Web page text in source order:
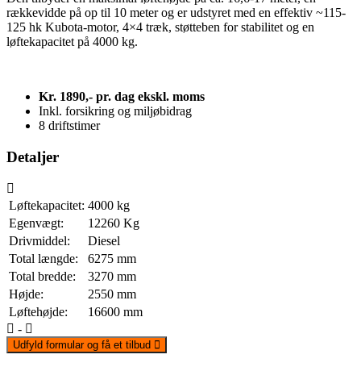
rækkevidde på op til 10 meter og er udstyret med en effektiv ~115-
125 hk Kubota-motor, 4×4 træk, støtteben for stabilitet og en
løftekapacitet på 4000 kg.
Kr. 1890,- pr. dag ekskl. moms
Inkl. forsikring og miljøbidrag
8 driftstimer
Detaljer
Løftekapacitet: 4000 kg
Egenvægt:
12260 Kg
Drivmiddel:
Diesel
Total længde:
6275 mm
Total bredde:
3270 mm
Højde:
2550 mm
Løftehøjde:
16600 mm
-
Udfyld formular og få et tilbud